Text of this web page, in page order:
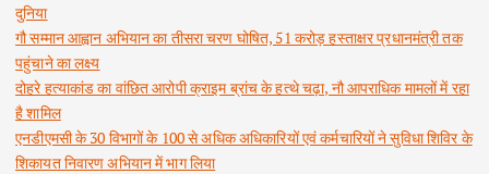
दुनिया
गौ सम्मान आह्वान अभियान का तीसरा चरण घोषित, 51 करोड़ हस्ताक्षर प्रधानमंत्री तक
पहुंचाने का लक्ष्य
दोहरे हत्याकांड का वांछित आरोपी क्राइम ब्रांच के हत्थे चढ़ा, नौ आपराधिक मामलों में रहा
है शामिल
एनडीएमसी के 30 विभागों के 100 से अधिक अधिकारियों एवं कर्मचारियों ने सुविधा शिविर के
शिकायत निवारण अभियान में भाग लिया